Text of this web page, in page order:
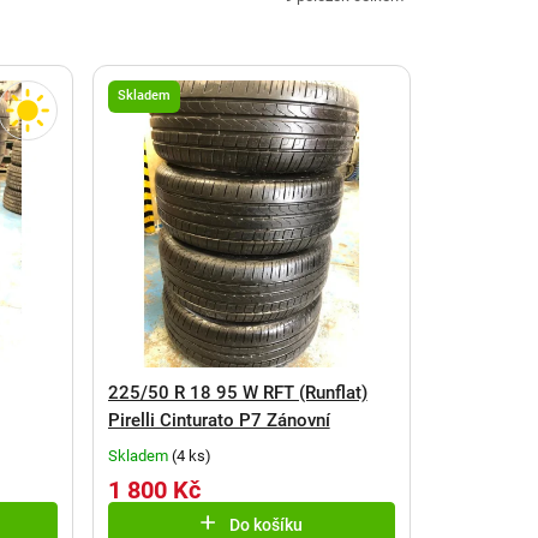
Skladem
225/50 R 18 95 W RFT (Runflat)
Pirelli Cinturato P7 Zánovní
Skladem (4 ks)
1 800 Kč
Do košíku